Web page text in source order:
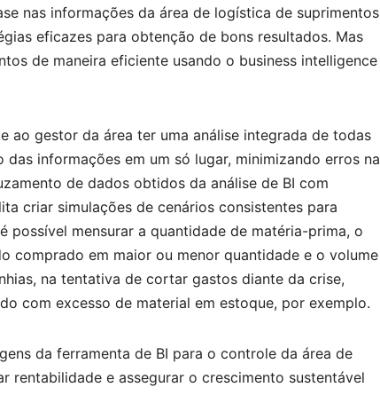
nas informações da área de logística de suprimentos
eficazes para obtenção de bons resultados. Mas
de maneira eficiente usando o business intelligence
ao gestor da área ter uma análise integrada de todas
informações em um só lugar, minimizando erros na
de dados obtidos da análise de BI com
criar simulações de cenários consistentes para
mensurar a quantidade de matéria-prima, o
comprado em maior ou menor quantidade e o volume
na tentativa de cortar gastos diante da crise,
com excesso de material em estoque, por exemplo.
da ferramenta de BI para o controle da área de
rentabilidade e assegurar o crescimento sustentável